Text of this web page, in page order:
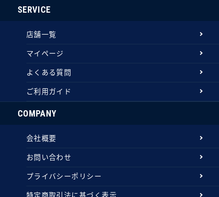
SERVICE
店舗一覧
マイページ
よくある質問
ご利用ガイド
COMPANY
会社概要
お問い合わせ
プライバシーポリシー
特定商取引法に基づく表示